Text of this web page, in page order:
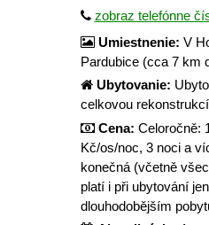
zobraz telefónne
Umiestnenie: V
Pardubice (cca 7 km
Ubytovanie:
celkovou
Cena: Celoročně:
Kč/os/noc, 3 noci a
konečná (včetně
platí i při ubytování
dlouhodobějším